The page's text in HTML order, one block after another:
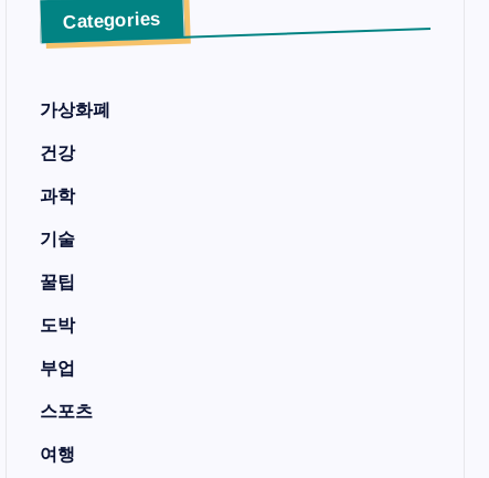
Categories
가상화폐
건강
과학
기술
꿀팁
도박
부업
스포츠
여행